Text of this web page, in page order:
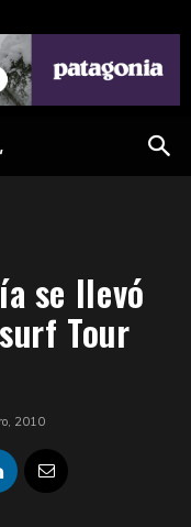
se llevó
Tour
2010